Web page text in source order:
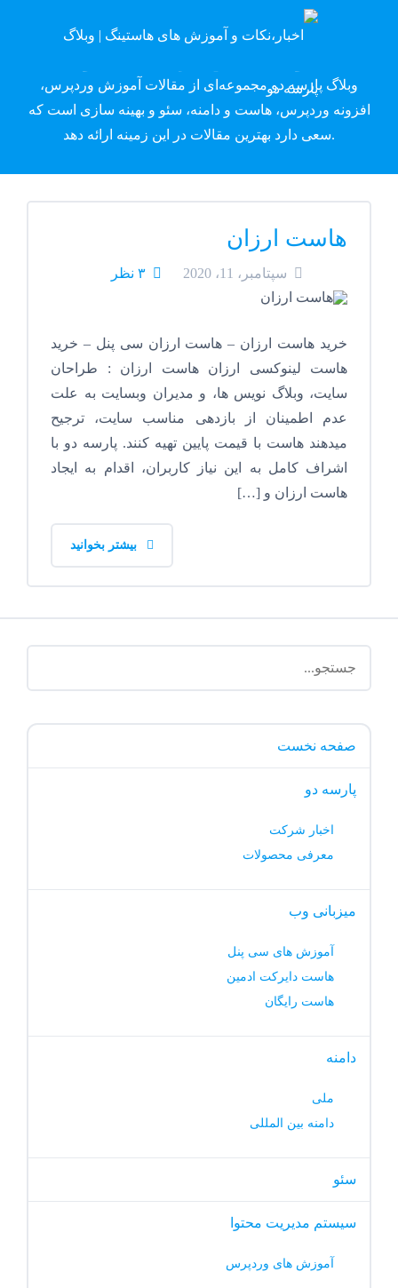
وبلاگ پارسه دِو
وبلاگ پارسه دو مجموعه‌ای از مقالات آموزش وردپرس،
افزونه وردپرس، هاست و دامنه، سئو و بهینه سازی است که
سعی دارد بهترین مقالات در این زمینه ارائه دهد.
هاست ارزان
سپتامبر، 11، 2020 ۳ نظر
خرید هاست ارزان – هاست ارزان سی پنل – خرید
هاست لینوکسی ارزان هاست ارزان : طراحان
سایت، وبلاگ نویس ها، و مدیران وبسایت به علت
عدم اطمینان از بازدهی مناسب سایت، ترجیح
میدهند هاست با قیمت پایین تهیه کنند. پارسه دو با
اشراف کامل به این نیاز کاربران، اقدام به ایجاد
هاست ارزان و […]
صفحه نخست
پارسه دو
اخبار شرکت
معرفی محصولات
میزبانی وب
آموزش های سی پنل
هاست دایرکت ادمین
هاست رایگان
دامنه
ملی
دامنه بین المللی
سئو
سیستم مدیریت محتوا
آموزش های وردپرس